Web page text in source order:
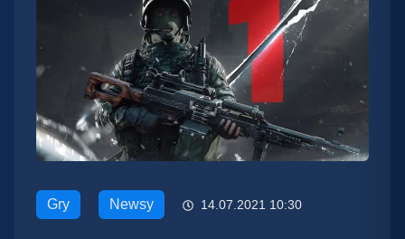
Gry Newsy 14.07.2021 10:30